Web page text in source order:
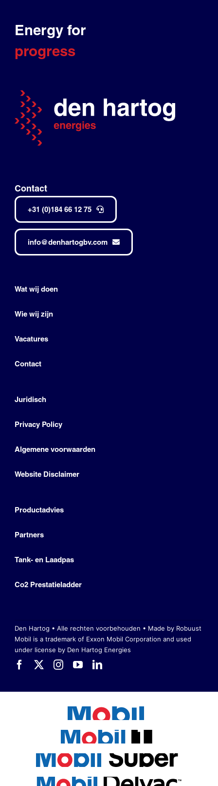
Energy for
progress
Contact
+31 (0)184 66 12 75
info@denhartogbv.com
Wat wij doen
Wie wij zijn
Vacatures
Contact
Juridisch
Privacy Policy
Algemene voorwaarden
Website Disclaimer
Productadvies
Partners
Tank- en Laadpas
Co2 Prestatieladder
Den Hartog • Alle rechten voorbehouden • Made by Robuust
Mobil is a trademark of Exxon Mobil Corporation and used
under license by Den Hartog Energies